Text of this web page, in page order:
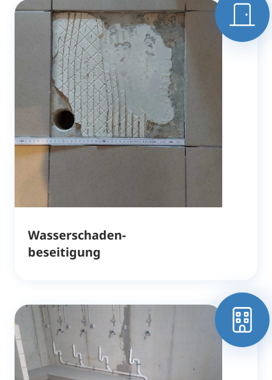
Wasserschaden-
beseitigung